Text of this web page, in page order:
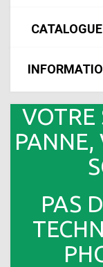
CATALOGUE
VOTRE
PANNE,
PAS